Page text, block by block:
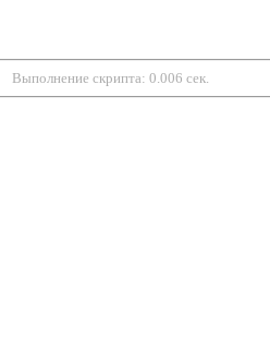
Выполнение скрипта: 0.006 сек.